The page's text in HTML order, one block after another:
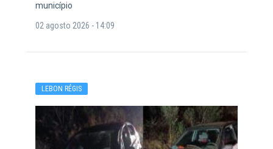
município
02 agosto 2026 - 14:09
LEBON RÉGIS